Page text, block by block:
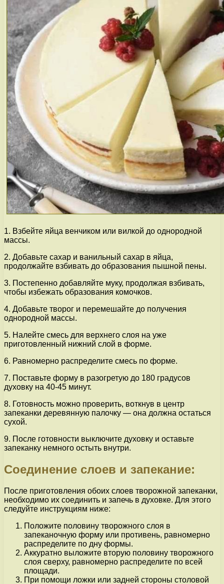
1. Взбейте яйца венчиком или вилкой до однородной
массы.
2. Добавьте сахар и ванильный сахар в яйца,
продолжайте взбивать до образования пышной пены.
3. Постепенно добавляйте муку, продолжая взбивать,
чтобы избежать образования комочков.
4. Добавьте творог и перемешайте до получения
однородной массы.
5. Налейте смесь для верхнего слоя на уже
приготовленный нижний слой в форме.
6. Равномерно распределите смесь по форме.
7. Поставьте форму в разогретую до 180 градусов
духовку на 40-45 минут.
8. Готовность можно проверить, воткнув в центр
запеканки деревянную палочку — она должна остаться
сухой.
9. После готовности выключите духовку и оставьте
запеканку немного остыть внутри.
Соединение слоев и запекание:
После приготовления обоих слоев творожной запеканки,
необходимо их соединить и запечь в духовке. Для этого
следуйте инструкциям ниже:
Положите половину творожного слоя в
запеканочную форму или противень, равномерно
распределите по дну формы.
Аккуратно выложите вторую половину творожного
слоя сверху, равномерно распределите по всей
площади.
При помощи ложки или задней стороны столовой